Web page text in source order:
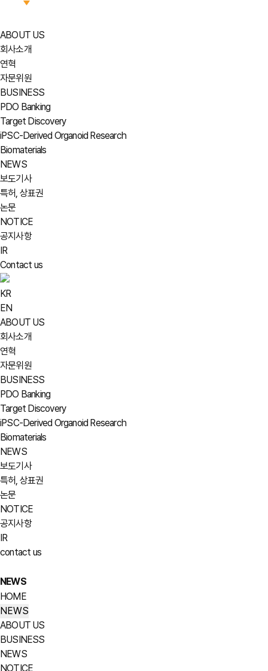
ABOUT US
회사소개
연혁
자문위원
BUSINESS
PDO Banking
Target Discovery
iPSC-Derived Organoid Research
Biomaterials
NEWS
보도기사
특허, 상표권
논문
NOTICE
공지사항
IR
Contact us
KR
EN
ABOUT US
회사소개
연혁
자문위원
BUSINESS
PDO Banking
Target Discovery
iPSC-Derived Organoid Research
Biomaterials
NEWS
보도기사
특허, 상표권
논문
NOTICE
공지사항
IR
contact us
NEWS
HOME
NEWS
ABOUT US
BUSINESS
NEWS
NOTICE